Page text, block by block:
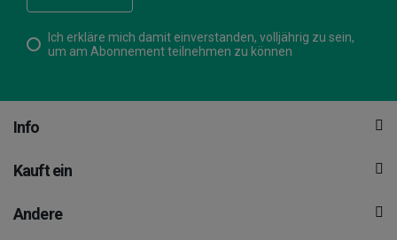
Ich erkläre mich damit einverstanden, volljährig zu sein,
um am Abonnement teilnehmen zu können
Info
Kauft ein
Andere